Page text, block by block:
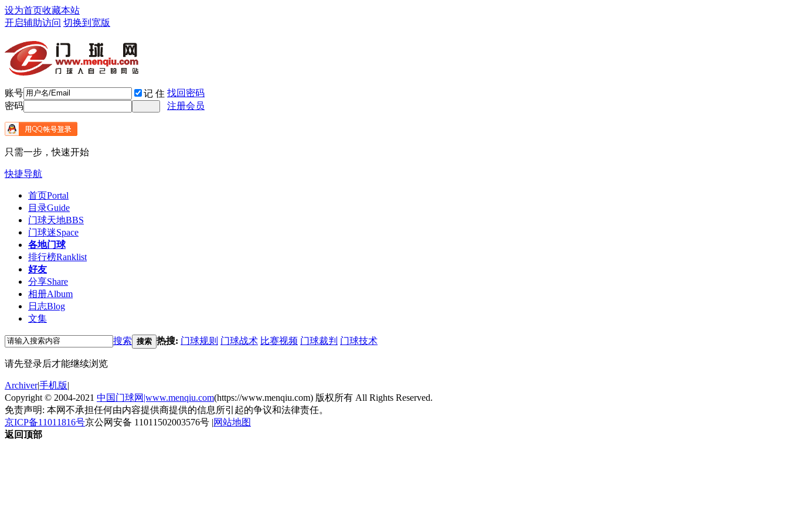
设为首页收藏本站
开启辅助访问 切换到宽版
账号 记 住 找回密码
密码
注册会员
只需一步，快速开始
快捷导航
首页Portal
目录Guide
门球天地BBS
门球迷Space
各地门球
排行榜Ranklist
好友
分享Share
相册Album
日志Blog
文集
搜索 搜索 热搜: 门球规则 门球战术 比赛视频 门球裁判 门球技术
请先登录后才能继续浏览
Archiver|手机版|
Copyright © 2004-2021 中国门球网|www.menqiu.com(https://www.menqiu.com) 版权所有 All Rights Reserved.
免责声明: 本网不承担任何由内容提供商提供的信息所引起的争议和法律责任。
京ICP备11011816号京公网安备 11011502003576号 |网站地图
返回顶部